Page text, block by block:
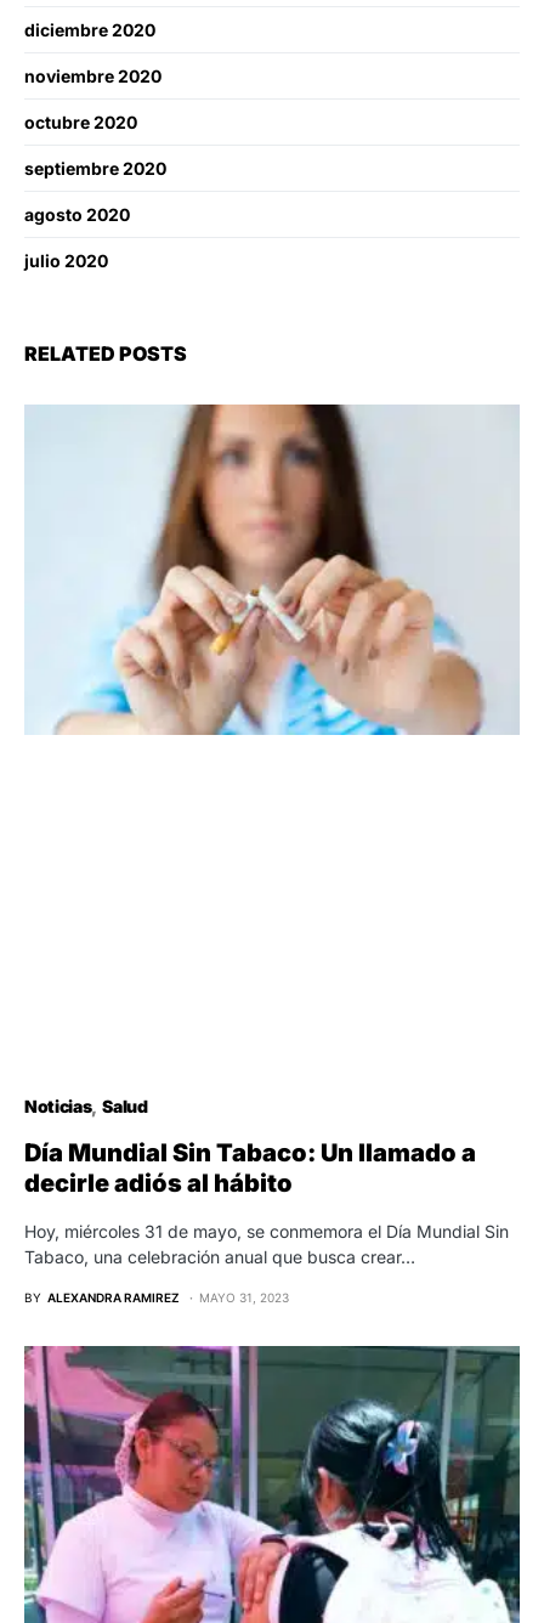
diciembre 2020
noviembre 2020
octubre 2020
septiembre 2020
agosto 2020
julio 2020
RELATED POSTS
Noticias Salud
Día Mundial Sin Tabaco: Un llamado a
decirle adiós al hábito
Hoy, miércoles 31 de mayo, se conmemora el Día Mundial Sin
Tabaco, una celebración anual que busca crear…
BY ALEXANDRA RAMIREZ MAYO 31, 2023